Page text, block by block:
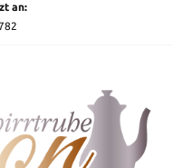
an: